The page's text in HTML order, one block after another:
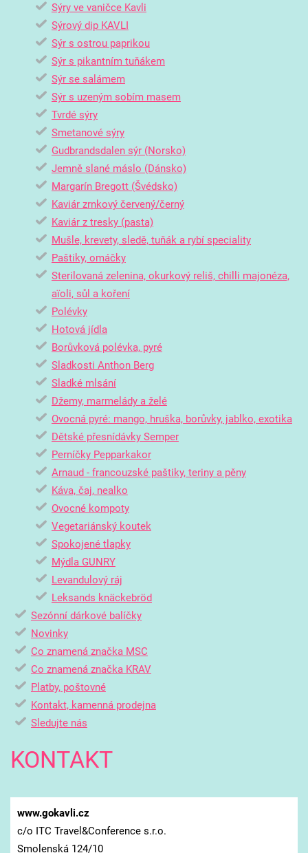
Sýry ve vaničce Kavli
Sýrový dip KAVLI
Sýr s ostrou paprikou
Sýr s pikantním tuňákem
Sýr se salámem
Sýr s uzeným sobím masem
Tvrdé sýry
Smetanové sýry
Gudbrandsdalen sýr (Norsko)
Jemně slané máslo (Dánsko)
Margarín Bregott (Švédsko)
Kaviár zrnkový červený/černý
Kaviár z tresky (pasta)
Mušle, krevety, sledě, tuňák a rybí speciality
Paštiky, omáčky
Sterilovaná zelenina, okurkový reliš, chilli majonéza,
aïoli, sůl a koření
Polévky
Hotová jídla
Borůvková polévka, pyré
Sladkosti Anthon Berg
Sladké mlsání
Džemy, marmelády a želé
Ovocná pyré: mango, hruška, borůvky, jablko, exotika
Dětské přesnídávky Semper
Perníčky Pepparkakor
Arnaud - francouzské paštiky, teriny a pěny
Káva, čaj, nealko
Ovocné kompoty
Vegetariánský koutek
Spokojené tlapky
Mýdla GUNRY
Levandulový ráj
Leksands knäckebröd
Sezónní dárkové balíčky
Novinky
Co znamená značka MSC
Co znamená značka KRAV
Platby, poštovné
Kontakt, kamenná prodejna
Sledujte nás
KONTAKT
www.gokavli.cz
c/o ITC Travel&Conference s.r.o.
Smolenská 124/10